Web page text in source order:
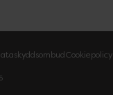
Cookiepolicy